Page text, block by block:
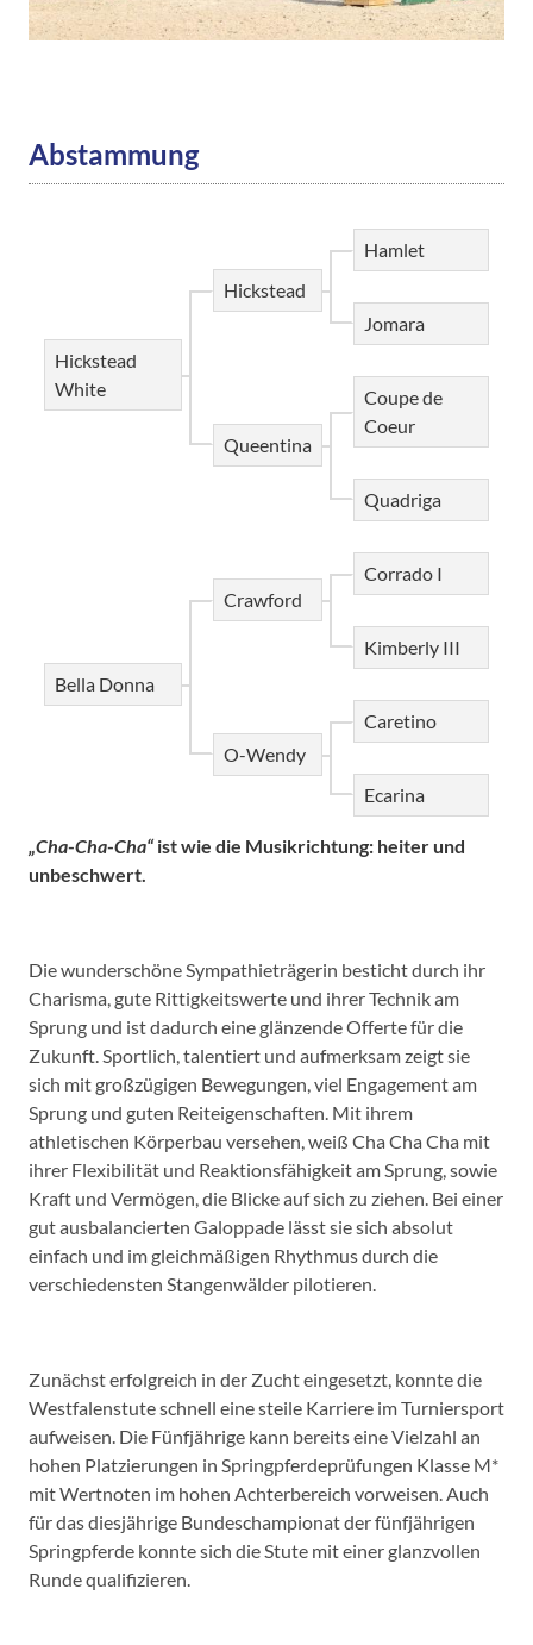
Abstammung
Hickstead
White
Bella Donna
Hickstead
Queentina
Crawford
O-Wendy
Hamlet
Jomara
Coupe de
Coeur
Quadriga
Corrado I
Kimberly III
Caretino
Ecarina
„Cha-Cha-Cha“ist wie die Musikrichtung: heiter und
unbeschwert.
Die wunderschöne Sympathieträgerin besticht durch ihr
Charisma, gute Rittigkeitswerte und ihrer Technik am
Sprung und ist dadurch eine glänzende Offerte für die
Zukunft. Sportlich, talentiert und aufmerksam zeigt sie
sich mit großzügigen Bewegungen, viel Engagement am
Sprung und guten Reiteigenschaften. Mit ihrem
athletischen Körperbau versehen, weiß Cha Cha Cha mit
ihrer Flexibilität und Reaktionsfähigkeit am Sprung, sowie
Kraft und Vermögen, die Blicke auf sich zu ziehen. Bei einer
gut ausbalancierten Galoppade lässt sie sich absolut
einfach und im gleichmäßigen Rhythmus durch die
verschiedensten Stangenwälder pilotieren.
Zunächst erfolgreich in der Zucht eingesetzt, konnte die
Westfalenstute schnell eine steile Karriere im Turniersport
aufweisen. Die Fünfjährige kann bereits eine Vielzahl an
hohen Platzierungen in Springpferdeprüfungen Klasse M*
mit Wertnoten im hohen Achterbereich vorweisen. Auch
für das diesjährige Bundeschampionat der fünfjährigen
Springpferde konnte sich die Stute mit einer glanzvollen
Runde qualifizieren.